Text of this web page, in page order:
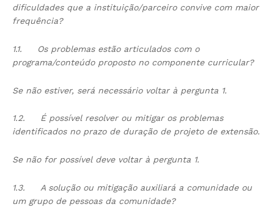
dificuldades que a instituição/parceiro convive com maior
frequência?
1.1.
Os problemas estão articulados com o
programa/conteúdo proposto no componente curricular?
Se não estiver, será necessário voltar à pergunta 1.
1.2. É possível resolver ou mitigar os problemas
identificados no prazo de duração de projeto de extensão.
Se não for possível deve voltar à pergunta 1.
1.3. A solução ou mitigação auxiliará a comunidade ou
um grupo de pessoas da comunidade?